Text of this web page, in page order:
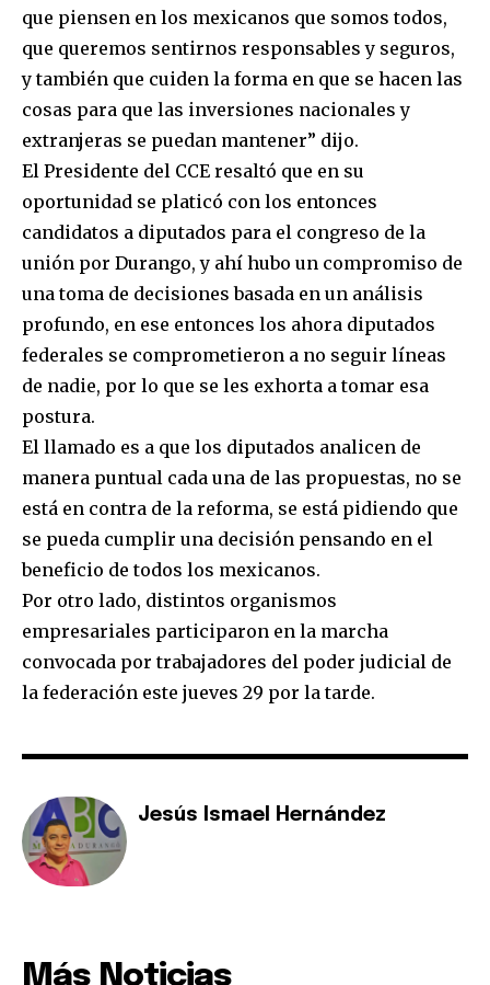
que piensen en los mexicanos que somos todos,
que queremos sentirnos responsables y seguros,
y también que cuiden la forma en que se hacen las
cosas para que las inversiones nacionales y
extranjeras se puedan mantener” dijo.
El Presidente del CCE resaltó que en su
oportunidad se platicó con los entonces
candidatos a diputados para el congreso de la
unión por Durango, y ahí hubo un compromiso de
una toma de decisiones basada en un análisis
profundo, en ese entonces los ahora diputados
federales se comprometieron a no seguir líneas
de nadie, por lo que se les exhorta a tomar esa
postura.
El llamado es a que los diputados analicen de
manera puntual cada una de las propuestas, no se
está en contra de la reforma, se está pidiendo que
se pueda cumplir una decisión pensando en el
beneficio de todos los mexicanos.
Por otro lado, distintos organismos
empresariales participaron en la marcha
convocada por trabajadores del poder judicial de
la federación este jueves 29 por la tarde.
Jesús Ismael Hernández
Más Noticias